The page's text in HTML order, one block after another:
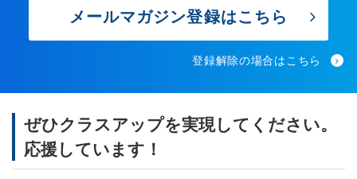
メールマガジン登録はこちら
登録解除の場合はこちら
ぜひクラスアップを実現してください。
応援しています！